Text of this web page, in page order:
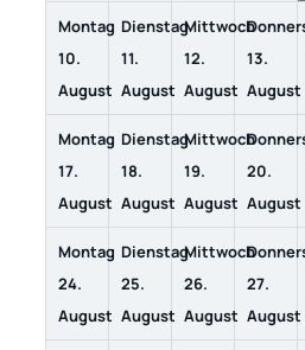
Montag
10.
August
Dienstag
11.
August
Mittwoch
12.
August
13.
August
Montag
17.
August
Dienstag
18.
August
Mittwoch
19.
August
20.
August
Montag
24.
August
Dienstag
25.
August
Mittwoch
26.
August
27.
August